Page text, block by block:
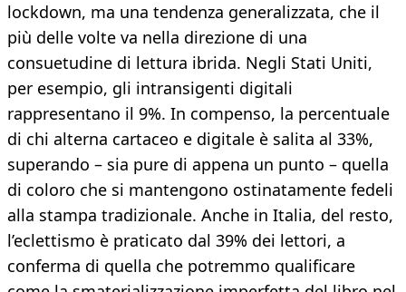
lockdown, ma una tendenza generalizzata, che il
più delle volte va nella direzione di una
consuetudine di lettura ibrida. Negli Stati Uniti,
per esempio, gli intransigenti digitali
rappresentano il 9%. In compenso, la percentuale
di chi alterna cartaceo e digitale è salita al 33%,
superando – sia pure di appena un punto – quella
di coloro che si mantengono ostinatamente fedeli
alla stampa tradizionale. Anche in Italia, del resto,
l’eclettismo è praticato dal 39% dei lettori, a
conferma di quella che potremmo qualificare